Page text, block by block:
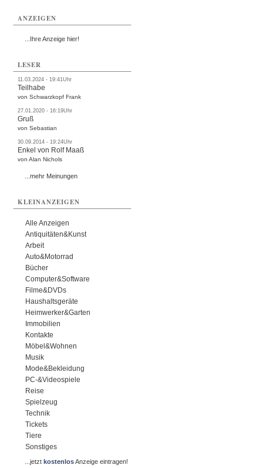
ANZEIGEN
...Ihre Anzeige hier!
LESER
11.03.2024 - 19:41Uhr
Teilhabe
von Schwarzkopf Frank
27.01.2020 - 16:19Uhr
Gruß
von Sebastian
30.09.2014 - 19:24Uhr
Enkel von Rolf Maaß
von Alan Nichols
...mehr Meinungen
KLEINANZEIGEN
Alle Anzeigen
Antiquitäten&Kunst
Arbeit
Auto&Motorrad
Bücher
Computer&Software
Filme&DVDs
Haushaltsgeräte
Heimwerker&Garten
Immobilien
Kontakte
Möbel&Wohnen
Musik
Mode&Bekleidung
PC-&Videospiele
Reise
Spielzeug
Technik
Tickets
Tiere
Sonstiges
...jetztkostenlosAnzeige eintragen!